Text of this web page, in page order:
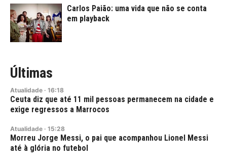
Carlos Paião: uma vida que não se conta
em playback
Últimas
Atualidade · 16:18
Ceuta diz que até 11 mil pessoas permanecem na cidade e
exige regressos a Marrocos
Atualidade · 15:28
Morreu Jorge Messi, o pai que acompanhou Lionel Messi
até à glória no futebol